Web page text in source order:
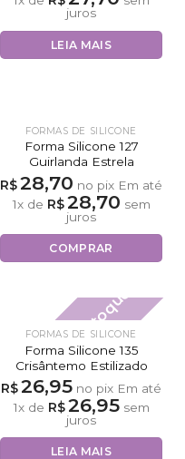
juros
LEIA MAIS
FORMAS DE SILICONE
Forma Silicone 127
Guirlanda Estrela
R$28,70 no pix Em até
1x de R$28,70 sem
juros
COMPRAR
Fora de estoque
FORMAS DE SILICONE
Forma Silicone 135
Crisântemo Estilizado
R$26,95 no pix Em até
1x de R$26,95sem
juros
LEIA MAIS